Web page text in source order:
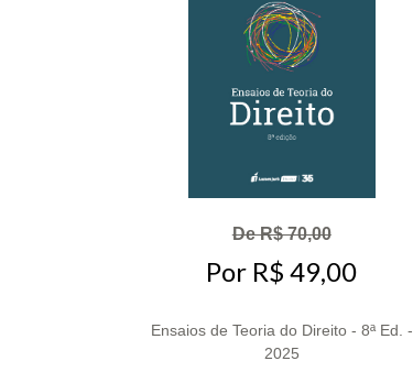
De R$ 70,00
Por R$ 49,00
Ensaios de Teoria do Direito - 8ª Ed. -
2025